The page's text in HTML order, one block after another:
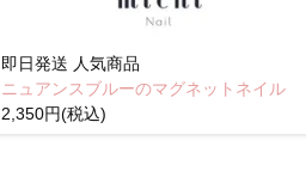
即日発送 人気商品
ニュアンスブルーのマグネットネイル
2,350円(税込)